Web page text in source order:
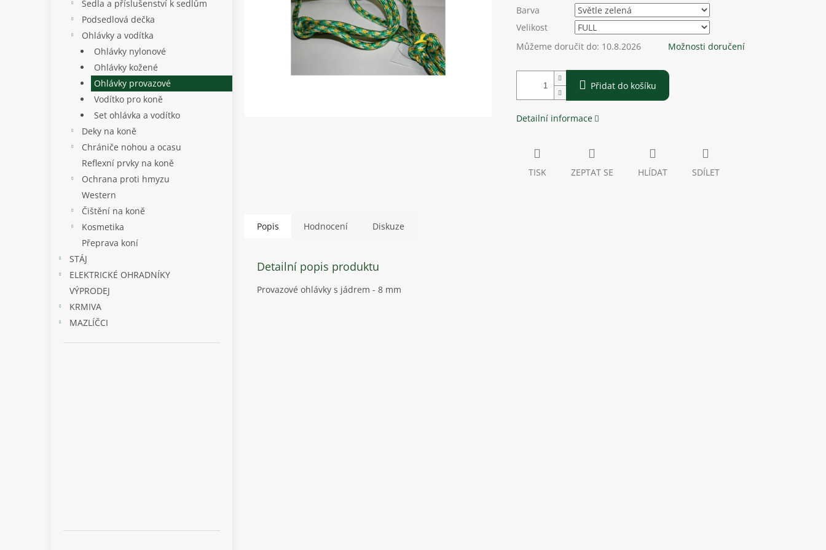
Sedla a příslušenství k sedlům
Podsedlová dečka
Ohlávky a vodítka
Ohlávky nylonové
Ohlávky kožené
Ohlávky provazové
Vodítko pro koně
Set ohlávka a vodítko
Deky na koně
Chrániče nohou a ocasu
Reflexní prvky na koně
Ochrana proti hmyzu
Western
Čištění na koně
Kosmetika
Přeprava koní
STÁJ
ELEKTRICKÉ OHRADNÍKY
VÝPRODEJ
KRMIVA
MAZLÍČCI
Barva
Velikost
Můžeme doručit do: 10.8.2026 Možnosti doručení
Přidat do košíku
Detailní informace
TISK ZEPTAT SE HLÍDAT SDÍLET
Popis Hodnocení Diskuze
Detailní popis produktu
Provazové ohlávky s jádrem - 8 mm